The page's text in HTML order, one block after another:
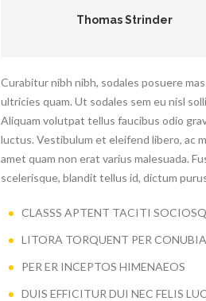
Thomas Strinder
Curabitur nibh nibh, sodales posuere
ultricies quam. Ut sodales sem eu nisl
Aliquam volutpat tellus faucibus odio
luctus. Vestibulum et eleifend libero, ac
amet quam non erat varius malesuada.
scelerisque, blandit tellus id, dictum
CLASSS APTENT TACITI
LITORA TORQUENT PER
PER ER INCEPTOS HIMENAEOS
DUIS EFFICITUR DUI NEC FELIS